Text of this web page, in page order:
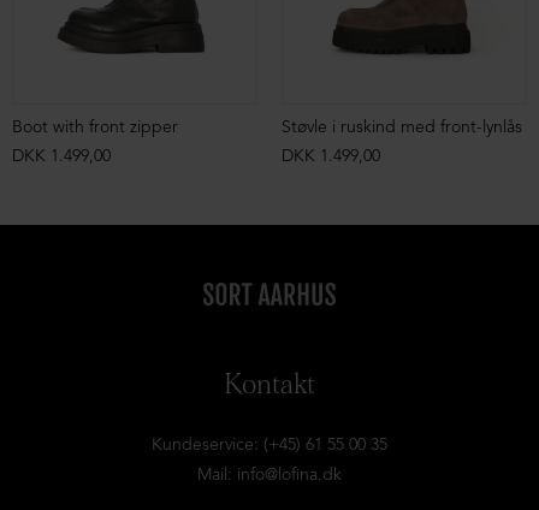
Boot with front zipper
DKK 1.499,00
Støvle i ruskind med front-lynlås
DKK 1.499,00
Kontakt
Kundeservice: (+45) 61 55 00 35
Mail: info@lofina.dk